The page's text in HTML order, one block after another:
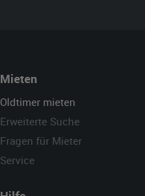
Mieten
Oldtimer mieten
Erweiterte Suche
Fragen für Mieter
Service